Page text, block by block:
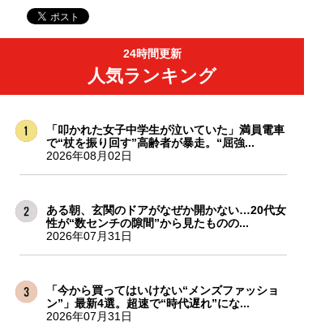
24時間更新
人気ランキング
「叩かれた女子中学生が泣いていた」満員電車
で“杖を振り回す”高齢者が暴走。“屈強...
2026年08月02日
ある朝、玄関のドアがなぜか開かない…20代女
性が“数センチの隙間”から見たものの...
2026年07月31日
「今から買ってはいけない“メンズファッショ
ン”」最新4選。超速で“時代遅れ”にな...
2026年07月31日